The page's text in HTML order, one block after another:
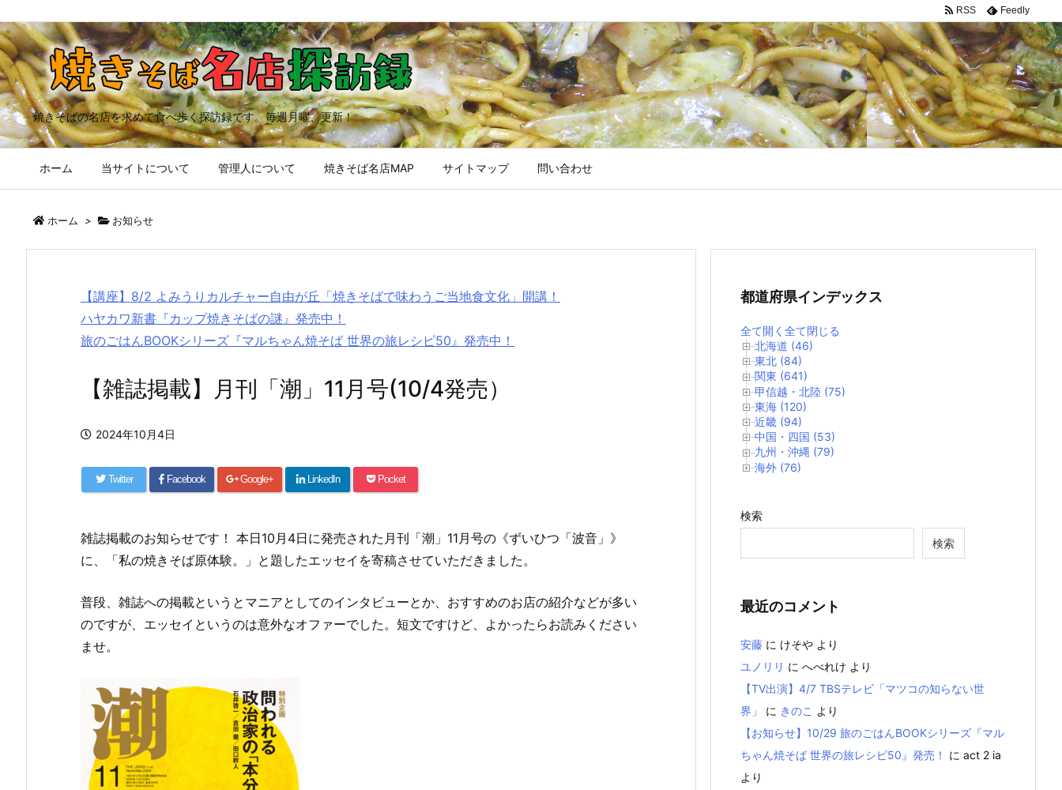
焼きそばの名店を求めて食べ歩く探訪録です。毎週月曜、更新！
ホーム 当サイトについて 管理人について 焼きそば名店MAP サイトマップ 問い合わせ
RSS Feedly
ホーム > お知らせ
【講座】8/2 よみうりカルチャー自由が丘「焼きそばで味わうご当地食文化」開講！
ハヤカワ新書『カップ焼きそばの謎』発売中！
旅のごはんBOOKシリーズ『マルちゃん焼そば 世界の旅レシピ50』発売中！
【雑誌掲載】月刊「潮」11月号(10/4発売）
2024年10月4日
Twitter Facebook Google+ LinkedIn Pocket
雑誌掲載のお知らせです！ 本日10月4日に発売された月刊「潮」11月号の《ずいひつ「波音」》
に、「私の焼きそば原体験。」と題したエッセイを寄稿させていただきました。
普段、雑誌への掲載というとマニアとしてのインタビューとか、おすすめのお店の紹介などが多い
のですが、エッセイというのは意外なオファーでした。短文ですけど、よかったらお読みください
ませ。
都道府県インデックス
全て開く 全て閉じる
北海道 (46)
東北 (84)
関東 (641)
甲信越・北陸 (75)
東海 (120)
近畿 (94)
中国・四国 (53)
九州・沖縄 (79)
海外 (76)
検索
検索
最近のコメント
安藤 に けそや より
ユノリリ に へべれけ より
【TV出演】4/7 TBSテレビ「マツコの知らない世
界」
に きのこ より
【お知らせ】10/29 旅のごはんBOOKシリーズ『マル
ちゃん焼そば 世界の旅レシピ50』発売！
に act 2 ia
より